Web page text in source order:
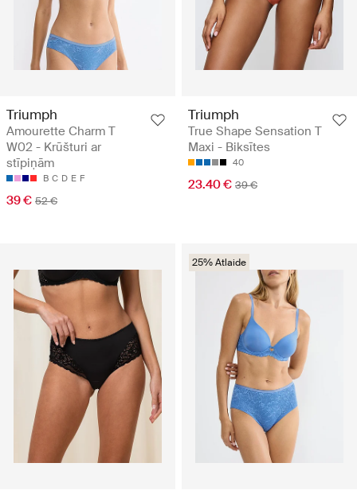
Triumph
Amourette Charm T
W02 - Krūšturi ar
stīpiņām
B C D E F
39 € 52 €
Triumph
True Shape Sensation T
Maxi - Biksītes
40
23.40 € 39 €
25% Atlaide